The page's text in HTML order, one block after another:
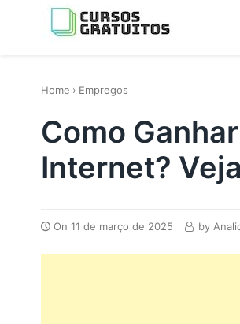
Home › Empregos
Como
Internet?
On 11 de março de 2025 by